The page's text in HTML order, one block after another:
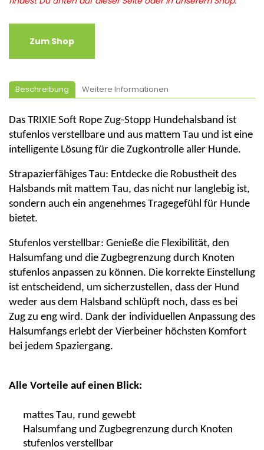
Zum Shop
Beschreibung Weitere Informationen
Das TRIXIE Soft Rope Zug-Stopp Hundehalsband ist
stufenlos verstellbare und aus mattem Tau und ist eine
intelligente Lösung für die Zugkontrolle aller Hunde.
Strapazierfähiges Tau: Entdecke die Robustheit des
Halsbands mit mattem Tau, das nicht nur langlebig ist,
sondern auch ein angenehmes Tragegefühl für Hunde
bietet.
Stufenlos verstellbar: Genieße die Flexibilität, den
Halsumfang und die Zugbegrenzung durch Knoten
stufenlos anpassen zu können. Die korrekte Einstellung
ist entscheidend, um sicherzustellen, dass der Hund
weder aus dem Halsband schlüpft noch, dass es bei
Zug zu eng wird. Dank der individuellen Anpassung des
Halsumfangs erlebt der Vierbeiner höchsten Komfort
bei jedem Spaziergang.
Alle Vorteile auf einen Blick:
mattes Tau, rund gewebt
Halsumfang und Zugbegrenzung durch Knoten
stufenlos verstellbar